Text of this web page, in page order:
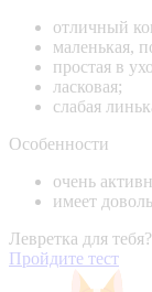
отличный
маленькая,
простая в
ласковая;
слабая
Особенности
очень
имеет
Левретка для тебя?
Пройдите тест